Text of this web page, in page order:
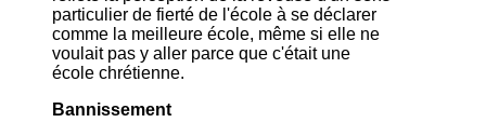
particulier de fierté de l'école à se déclarer
comme la meilleure école, même si elle ne
voulait pas y aller parce que c'était une
école chrétienne.
Bannissement